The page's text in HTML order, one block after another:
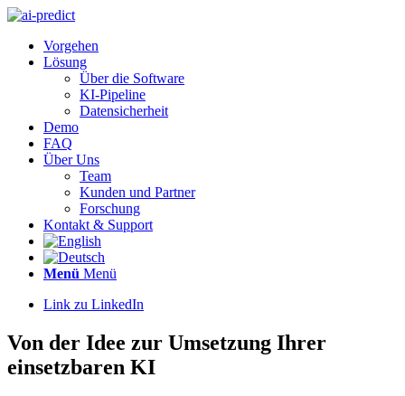
Vorgehen
Lösung
Über die Software
KI-Pipeline
Datensicherheit
Demo
FAQ
Über Uns
Team
Kunden und Partner
Forschung
Kontakt & Support
Menü Menü
Link zu LinkedIn
Von der Idee zur Umsetzung Ihrer
einsetzbaren KI